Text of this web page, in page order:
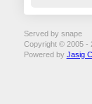
Served by snape
Copyright © 2005 -
Powered by Jasig